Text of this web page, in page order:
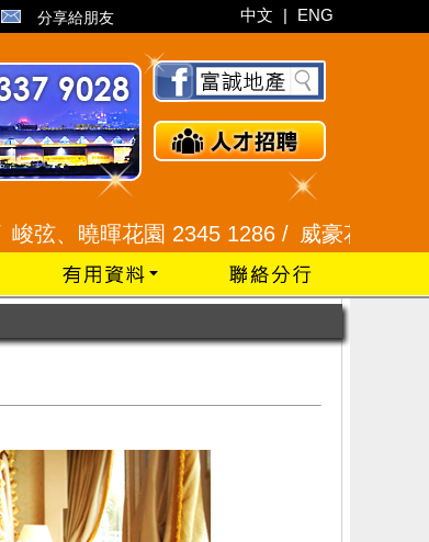
分享給朋友 中文 | ENG
花園 2345 1286 /威豪花園 2345 3331 /